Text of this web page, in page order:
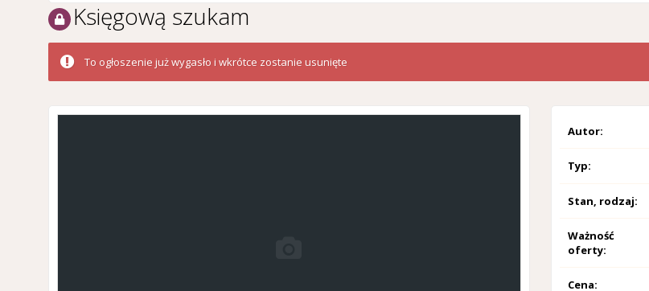
Księgową szukam
To ogłoszenie już wygasło i wkrótce zostanie usunięte
Autor:
Typ:
Stan, rodzaj:
Ważność
oferty:
Cena: